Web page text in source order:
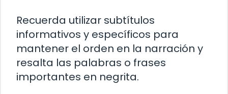
Recuerda utilizar subtítulos
informativos y específicos para
mantener el orden en la narración y
resalta las palabras o frases
importantes en negrita.